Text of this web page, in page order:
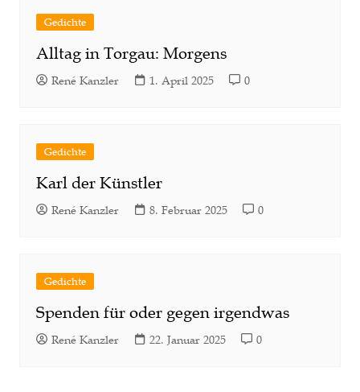
Gedichte
Alltag in Torgau: Morgens
René Kanzler 1. April 2025 0
Gedichte
Karl der Künstler
René Kanzler 8. Februar 2025 0
Gedichte
Spenden für oder gegen irgendwas
René Kanzler 22. Januar 2025 0